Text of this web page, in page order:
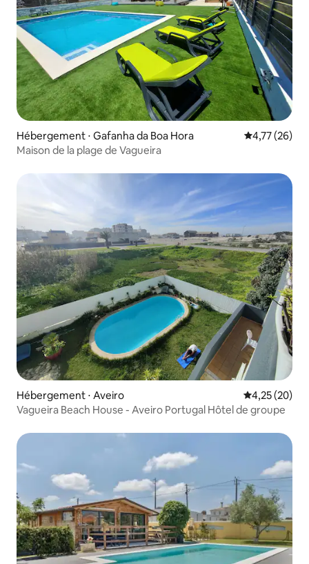
Hébergement ⋅ Gafanha da Boa Hora Évaluation
4,77 (26)
Maison de la plage de Vagueira
Hébergement ⋅ Aveiro Évaluation
4,25 (20)
Vagueira Beach House - Aveiro Portugal Hôtel de groupe